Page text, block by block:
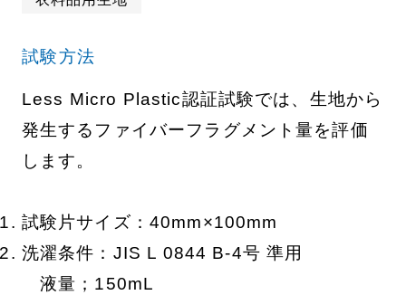
試験方法
Less Micro Plastic認証試験では、生地から
発生するファイバーフラグメント量を評価
します。
試験片サイズ：40mm×100mm
洗濯条件：JIS L 0844 B-4号 準用
液量；150mL